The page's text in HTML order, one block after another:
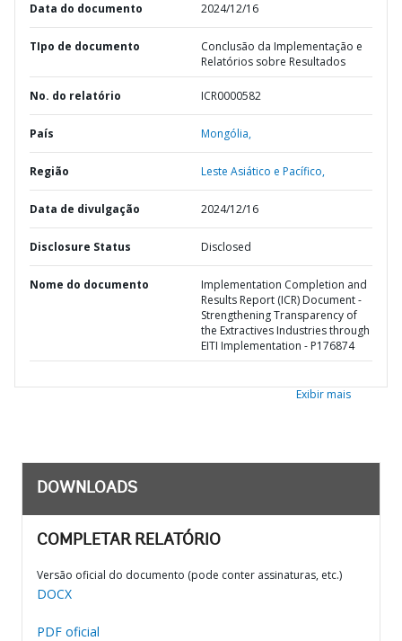
Data do documento 2024/12/16
TIpo de documento
Conclusão da Implementação e
Relatórios sobre Resultados
No. do relatório ICR0000582
País Mongólia,
Região Leste Asiático e Pacífico,
Data de divulgação 2024/12/16
Disclosure Status Disclosed
Nome do documento
Implementation Completion and
Results Report (ICR) Document -
Strengthening Transparency of
the Extractives Industries through
EITI Implementation - P176874
Exibir mais
DOWNLOADS
COMPLETAR RELATÓRIO
Versão oficial do documento (pode conter assinaturas, etc.)
DOCX
PDF oficial